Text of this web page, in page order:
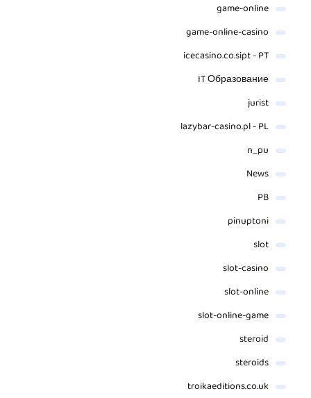
game-online
game-online-casino
icecasino.co.sipt - PT
IT Образование
jurist
lazybar-casino.pl - PL
n_pu
News
PB
pinuptoni
slot
slot-casino
slot-online
slot-online-game
steroid
steroids
troikaeditions.co.uk